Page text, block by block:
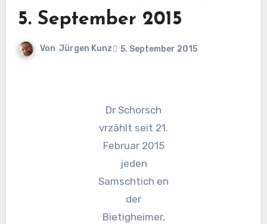
5. September 2015
Von Jürgen Kunz 5. September 2015
Dr Schorsch
vrzählt seit 21.
Februar 2015
jeden
Samschtich en
der
Bietigheimer,